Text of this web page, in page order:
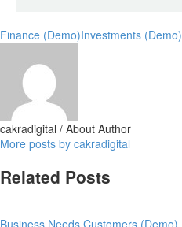
Finance (Demo)Investments (Demo)
cakradigital / About Author
More posts by cakradigital
Related Posts